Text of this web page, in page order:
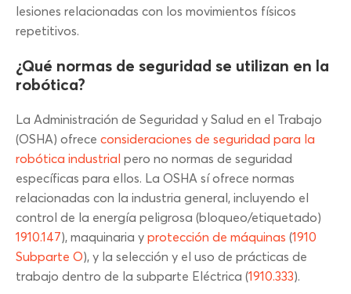
lesiones relacionadas con los movimientos físicos
repetitivos.
¿Qué normas de seguridad se utilizan en la
robótica?
La Administración de Seguridad y Salud en el Trabajo
(OSHA) ofrece consideraciones de seguridad para la
robótica industrial pero no normas de seguridad
específicas para ellos. La OSHA sí ofrece normas
relacionadas con la industria general, incluyendo el
control de la energía peligrosa (bloqueo/etiquetado)
1910.147), maquinaria y protección de máquinas (1910
Subparte O), y la selección y el uso de prácticas de
trabajo dentro de la subparte Eléctrica (1910.333).